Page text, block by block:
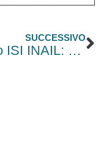
SUCCESSIVO
Bando ISI INAIL: 600 milioni a fondo perduto per la sicurezza sul lavoro